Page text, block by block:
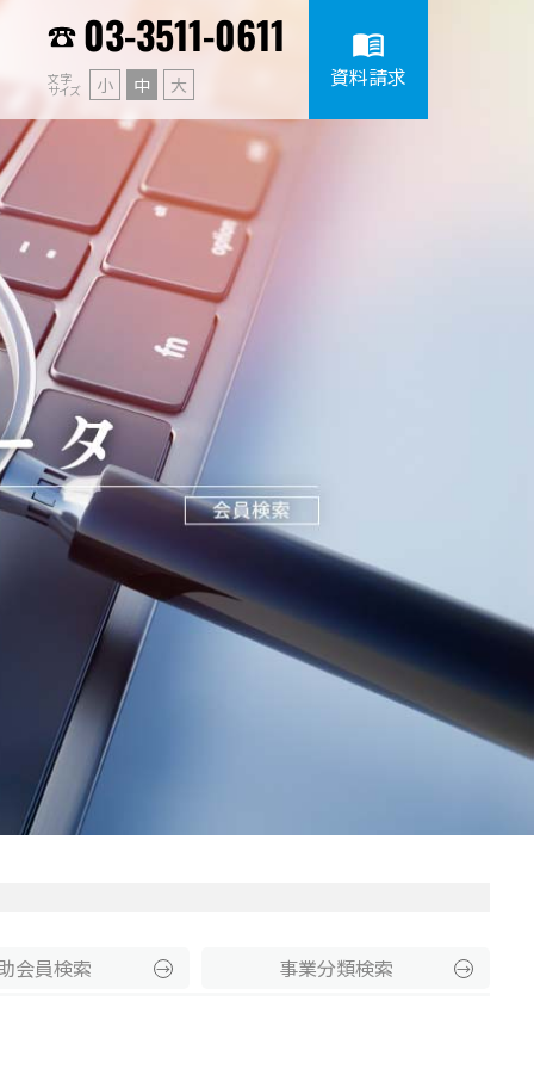
03-3511-0611
文字
サイズ 小 中 大
menu_book
資料請求
会員検索 事業分類検索